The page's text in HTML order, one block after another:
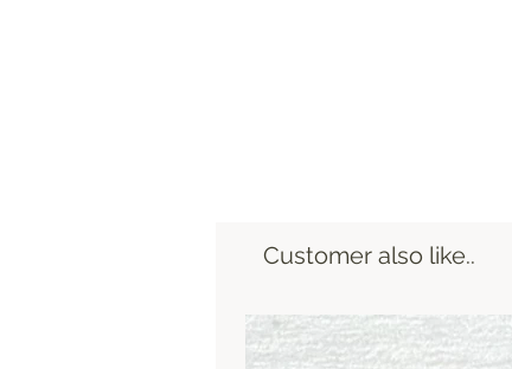
Customer also like..